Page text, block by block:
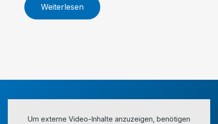
Weiterlesen
Um externe Video-Inhalte anzuzeigen, benötigen